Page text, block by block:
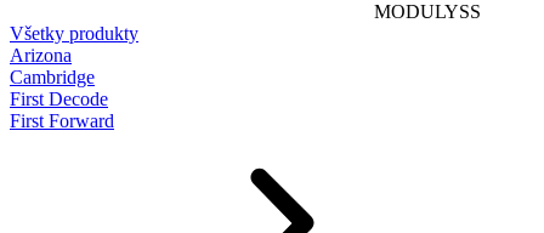
MODULYSS
Všetky produkty
Arizona
Cambridge
First Decode
First Forward